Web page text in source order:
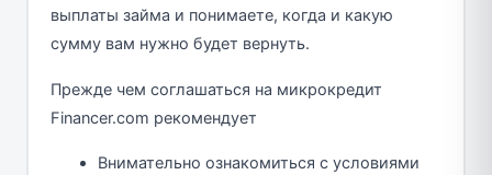
выплаты займа и понимаете, когда и какую
сумму вам нужно будет вернуть.
Прежде чем соглашаться на микрокредит
Financer.com рекомендует
Внимательно ознакомиться с условиями